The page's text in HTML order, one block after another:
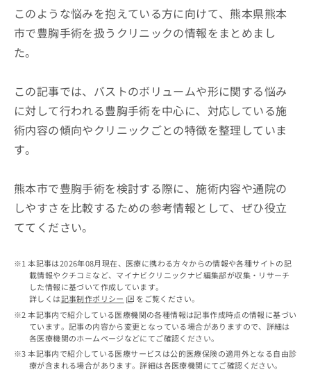
このような悩みを抱えている方に向けて、熊本県熊本
市で豊胸手術を扱うクリニックの情報をまとめまし
た。
この記事では、バストのボリュームや形に関する悩み
に対して行われる豊胸手術を中心に、対応している施
術内容の傾向やクリニックごとの特徴を整理していま
す。
熊本市で豊胸手術を検討する際に、施術内容や通院の
しやすさを比較するための参考情報として、ぜひ役立
ててください。
本記事は2026年08月現在、医療に携わる方々からの情報や各種サイトの記
載情報やクチコミなど、マイナビクリニックナビ編集部が収集・リサーチ
した情報に基づいて作成しています。
詳しくは記事制作ポリシー
をご覧ください。
本記事内で紹介している医療機関の各種情報は記事作成時点の情報に基づい
ています。記事の内容から変更となっている場合がありますので、詳細は
各医療機関のホームページなどにてご確認ください。
本記事内で紹介している医療サービスは公的医療保険の適用外となる自由診
療が含まれる場合があります。詳細は各医療機関にてご確認ください。
問
い
合
わ
は
こ
ち
ら
こち
ナビ
ニッ
クナ
ビサ
への
お問
合せ
フォ
ーム
とな
りま
す。
クリ
ニッ
出
稿
の
お
問
合
わ
せ
は
こ
ち
資
料
の
請
ち
無
理
店
の
方
こ
ち
広
出
稿
の
お
合
は
ら
告